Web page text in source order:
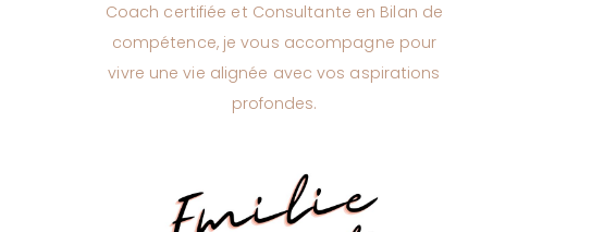
Coach certifiée et Consultante en Bilan de
compétence, je vous accompagne pour
vivre une vie alignée avec vos aspirations
profondes.